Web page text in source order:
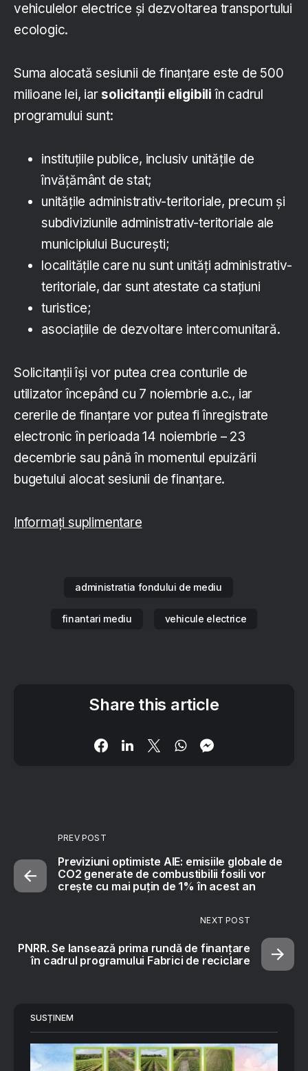
vehiculelor electrice şi dezvoltarea transportului
ecologic.
Suma alocată sesiunii de finanțare este de 500
milioane lei, iar solicitanții eligibili în cadrul
programului sunt:
instituţiile publice, inclusiv unitățile de
învățământ de stat;
unitățile administrativ-teritoriale, precum și
subdiviziunile administrativ-teritoriale ale
municipiului Bucureşti;
localitățile care nu sunt unități administrativ-
teritoriale, dar sunt atestate ca staţiuni
turistice;
asociaţiile de dezvoltare intercomunitară.
Solicitanții își vor putea crea conturile de
utilizator începând cu 7 noiembrie a.c., iar
cererile de finanțare vor putea fi înregistrate
electronic în perioada 14 noiembrie – 23
decembrie sau până în momentul epuizării
bugetului alocat sesiunii de finanțare.
Informați suplimentare
administratia fondului de mediu
finantari mediu vehicule electrice
Share this article
PREV POST
Previziuni optimiste AIE: emisiile globale de
CO2 generate de combustibilii fosili vor
crește cu mai puțin de 1% în acest an
NEXT POST
PNRR. Se lansează prima rundă de finanțare
în cadrul programului Fabrici de reciclare
SUSȚINEM